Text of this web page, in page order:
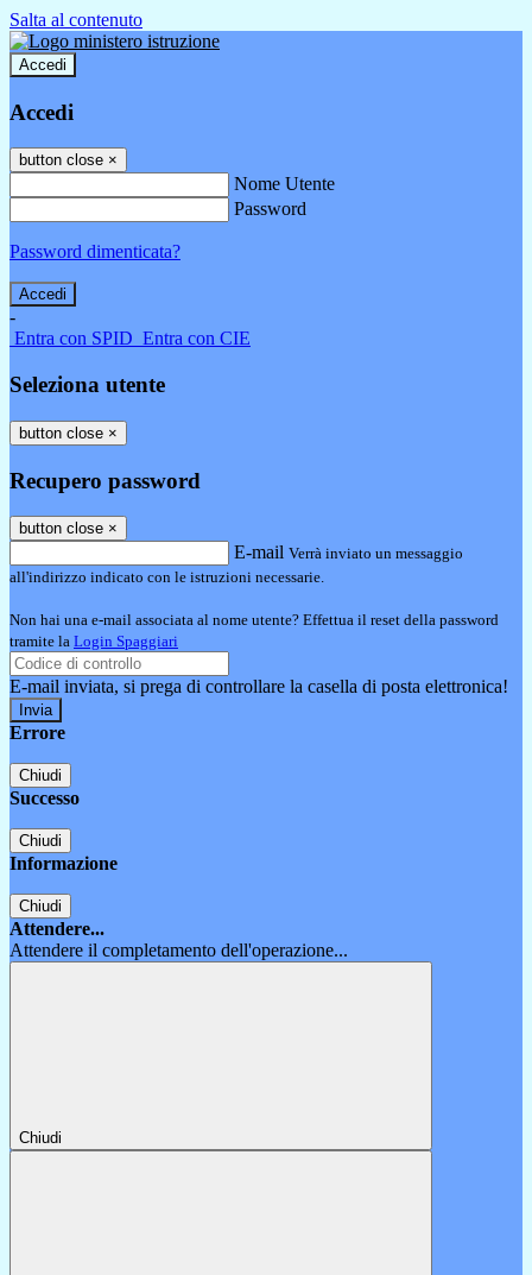
Salta al contenuto
Accedi
Accedi
button close ×
Nome Utente
Password
Password dimenticata?
-
Entra con SPID Entra con CIE
Seleziona utente
button close ×
Recupero password
button close ×
E-mail Verrà inviato un messaggio
all'indirizzo indicato con le istruzioni necessarie.
Non hai una e-mail associata al nome utente? Effettua il reset della password
tramite la Login Spaggiari
E-mail inviata, si prega di controllare la casella di posta elettronica!
Errore
Chiudi
Successo
Chiudi
Informazione
Chiudi
Attendere...
Attendere il completamento dell'operazione...
Chiudi